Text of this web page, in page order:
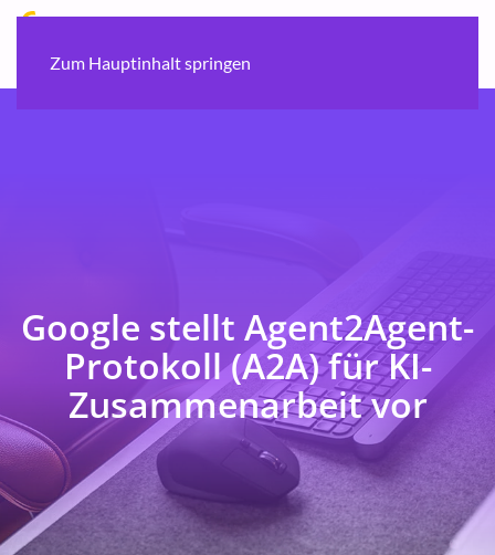
Zum Hauptinhalt springen
Google stellt Agent2Agent-
Protokoll (A2A) für KI-
Zusammenarbeit vor